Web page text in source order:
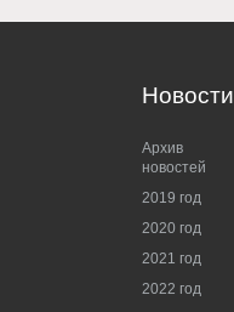
Новости
Архив
новостей
2019 год
2020 год
2021 год
2022 год